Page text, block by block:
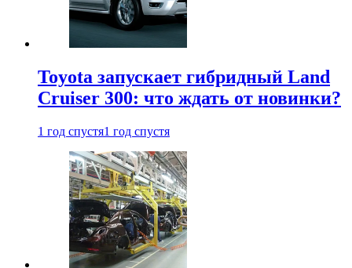
Toyota запускает гибридный Land
Cruiser 300: что ждать от новинки?
1 год спустя1 год спустя